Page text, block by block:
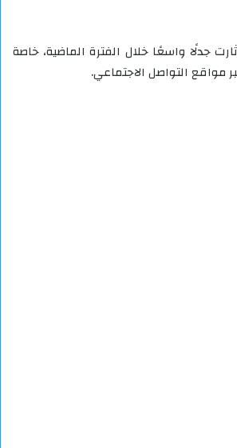
جدلًا واسعًا خلال الفترة الماضية، خاصة
مواقع التواصل الاجتماعي.